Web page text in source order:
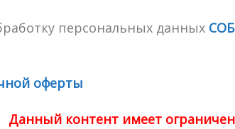
персональных данных
оферты
Данный контент имеет